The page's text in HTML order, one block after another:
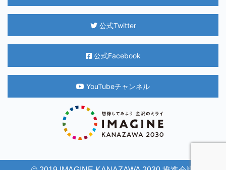
公式Twitter
公式Facebook
YouTubeチャンネル